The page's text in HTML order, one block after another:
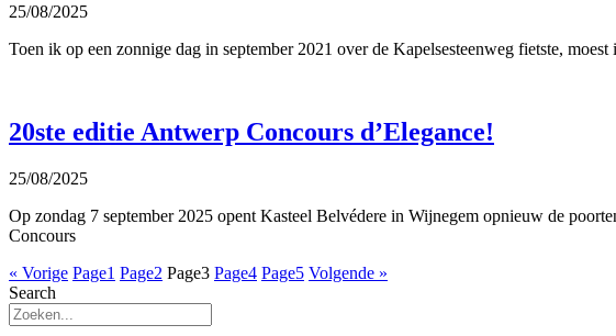
25/08/2025
Toen ik op een zonnige dag in september 2021 over de Kapelsesteenweg fietste,
20ste editie Antwerp Concours d’Elegance!
25/08/2025
Op zondag 7 september 2025 opent Kasteel Belvédere in Wijnegem opnieuw de
Concours
« Vorige Page1 Page2 Page3 Page4 Page5 Volgende »
Search